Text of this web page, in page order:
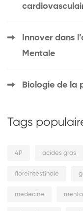
Innover dans
Mentale
Biologie de la
Tags
4P acides gras
floreintestinale
medecine mental